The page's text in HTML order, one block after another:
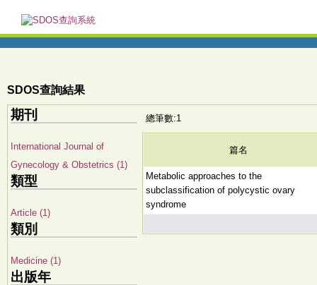
SDOS查詢結果
期刊
International Journal of
Gynecology & Obstetrics (1)
類型
Article (1)
類別
Medicine (1)
出版年
總筆數:1
篇名
Metabolic approaches to the
subclassification of polycystic ovary
syndrome